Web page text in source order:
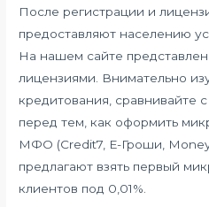
После регистрации и
предоставляют населению
На нашем сайте
лицензиями. Внимательно
кредитования, сравнивайте
перед тем, как оформить
МФО (Credit7, Е-Гроши,
предлагают взять первый
клиентов под 0,01%.